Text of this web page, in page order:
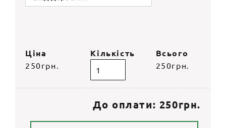
250грн. 250грн.
До оплати: 250грн.